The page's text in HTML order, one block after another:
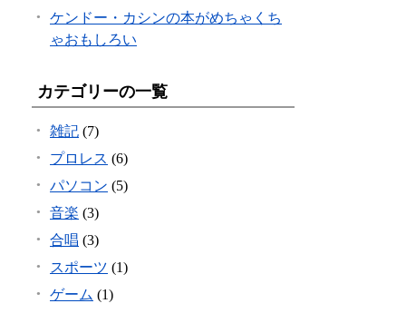
ケンドー・カシンの本がめちゃくち
ゃおもしろい
カテゴリーの一覧
雑記 (7)
プロレス (6)
パソコン (5)
音楽 (3)
合唱 (3)
スポーツ (1)
ゲーム (1)